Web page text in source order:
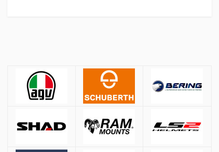
Αποστολές
Όλες οι αποστολές πραγματοποιούνται μέσω και
Αθήνα:2.90€